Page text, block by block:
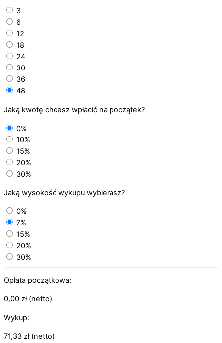
3
6
12
18
24
30
36
48
Jaką kwotę chcesz wpłacić na początek?
0%
10%
15%
20%
30%
Jaką wysokość wykupu wybierasz?
0%
7%
15%
20%
30%
Opłata początkowa:
0,00 zł(netto)
Wykup:
71,33 zł(netto)